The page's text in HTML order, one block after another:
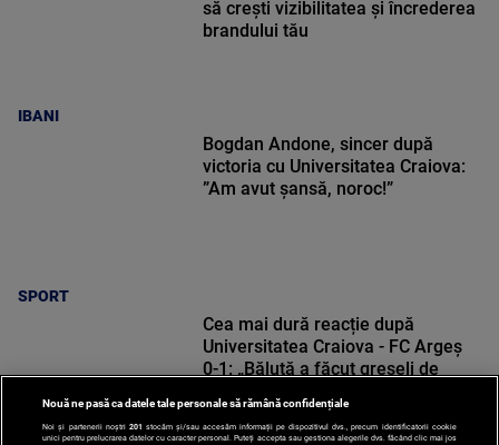
IBANI
să crești vizibilitatea și încrederea
brandului tău
SPORT
Bogdan Andone, sincer după
victoria cu Universitatea Craiova:
”Am avut șansă, noroc!”
Cea mai dură reacție după
Universitatea Craiova - FC Argeș
0-1: „Băluță a făcut greșeli de
Nouă ne pasă ca datele tale personale să rămână confidențiale
Noi și partenerii noștri 201 stocăm și/sau accesăm informații pe dispozitivul dvs., precum identificatorii cookie
unici pentru prelucrarea datelor cu caracter personal. Puteți accepta sau gestiona alegerile dvs. făcând clic mai jos